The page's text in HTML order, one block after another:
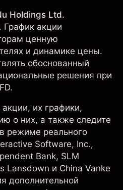
Holdings Ltd.
График акции
ценную
и динамике цены.
обоснованный
решения при
их графики,
о них, а также следите
режиме реального
Software, Inc.,
Bank, SLM
Lansdown и China Vanke
дополнительной